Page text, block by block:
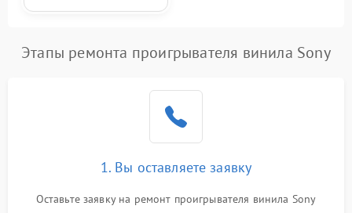
Этапы ремонта проигрывателя винила Sony
1. Вы оставляете заявку
Оставьте заявку на ремонт проигрывателя винила Sony